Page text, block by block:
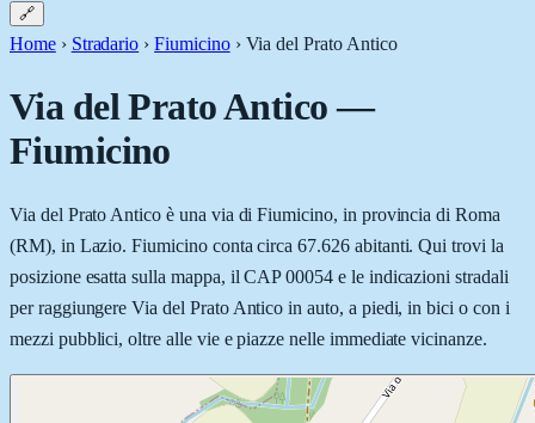
🔗
Home › Stradario › Fiumicino › Via del Prato Antico
Via del Prato Antico—
Fiumicino
Via del Prato Antico è una via di Fiumicino, in provincia di Roma
(RM), in Lazio. Fiumicino conta circa 67.626 abitanti. Qui trovi la
posizione esatta sulla mappa, il CAP 00054 e le indicazioni stradali
per raggiungere Via del Prato Antico in auto, a piedi, in bici o con i
mezzi pubblici, oltre alle vie e piazze nelle immediate vicinanze.